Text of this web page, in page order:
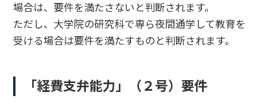
場合は、要件を満たさないと判断されます。
ただし、大学院の研究科で専ら夜間通学して教育を
受ける場合は要件を満たすものと判断されます。
「経費支弁能力」（２号）要件